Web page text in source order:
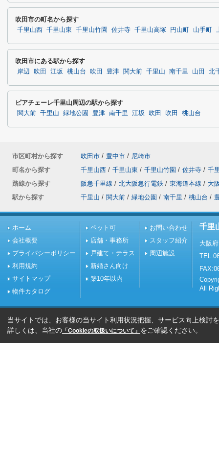
吹田市の町名から探す
千里山西 千里山東 千里山竹園 佐井寺 千里山高塚 円山町 山手町
吹田市にある駅から探す
岸辺 吹田 江坂 桃山台 吹田 豊津 関大前 千里山 南千里 山田 北
ピアチェーレ千里山周辺の駅から探す
関大前 千里山 緑地公園 豊津 南千里 江坂 吹田 吹田 桃山台
市区町村から探す 吹田市 / 豊中市 / 尼崎市
町名から探す
千里山西 / 千里山東 / 千里山竹園 / 佐井寺 / 千
路線から探す
阪急千里線 / 北大阪急行電鉄 / 東海道本線 / 大
駅から探す
千里山 / 関大前 / 緑地公園 / 南千里 / 桃山台 /
ホーム
会社概要
プライバシーポリシー
利用規約
サイトマップ
物件カタログ
ペット可
店舗・事務所
戸建て・テラス
新婚さん向け
築10年以内
お問い合わせ
スタッフ紹介
周辺施設
千里
大阪
All
当サイトでは、お客様の当サイト利用状況把握、サービス向上検討
詳しくは、当社の 「Cookieの取扱いについて」 をご確認ください。